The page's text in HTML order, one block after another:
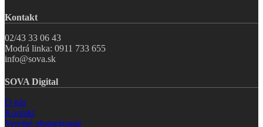
Kontakt
02/43 33 06 43
Modrá linka: 0911 733 655
info@sova.sk
SOVA Digital
O nás
Kontakt
Verejné obstarávanie